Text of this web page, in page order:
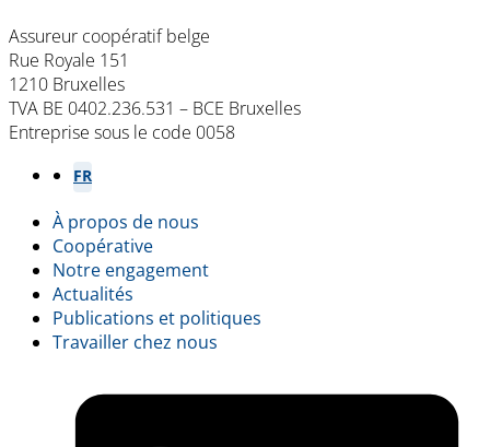
Assureur coopératif belge
Rue Royale 151
1210 Bruxelles
TVA BE 0402.236.531 – BCE Bruxelles
Entreprise sous le code 0058
NL FR
Footer
menu
À propos de nous
Coopérative
Notre engagement
Actualités
Publications et politiques
Travailler chez nous